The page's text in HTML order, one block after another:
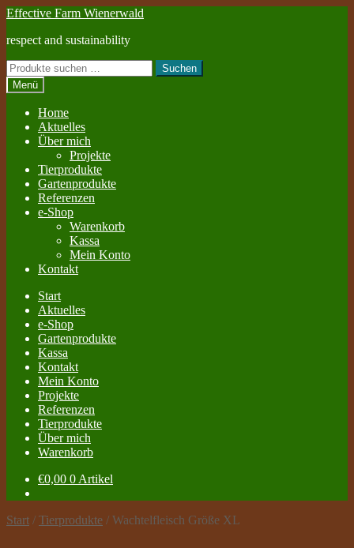
Zur
springen
Zum
springen
Effective Farm Wienerwald
respect and sustainability
Suchen
nach:
Suchen
Menü
Home
Aktuelles
Über mich
Projekte
Tierprodukte
Gartenprodukte
Referenzen
e-Shop
Warenkorb
Kassa
Mein Konto
Kontakt
Start
Aktuelles
e-Shop
Gartenprodukte
Kassa
Kontakt
Mein Konto
Projekte
Referenzen
Tierprodukte
Über mich
Warenkorb
€0,00 0 Artikel
Start / Tierprodukte / Wachtelfleisch Größe XL